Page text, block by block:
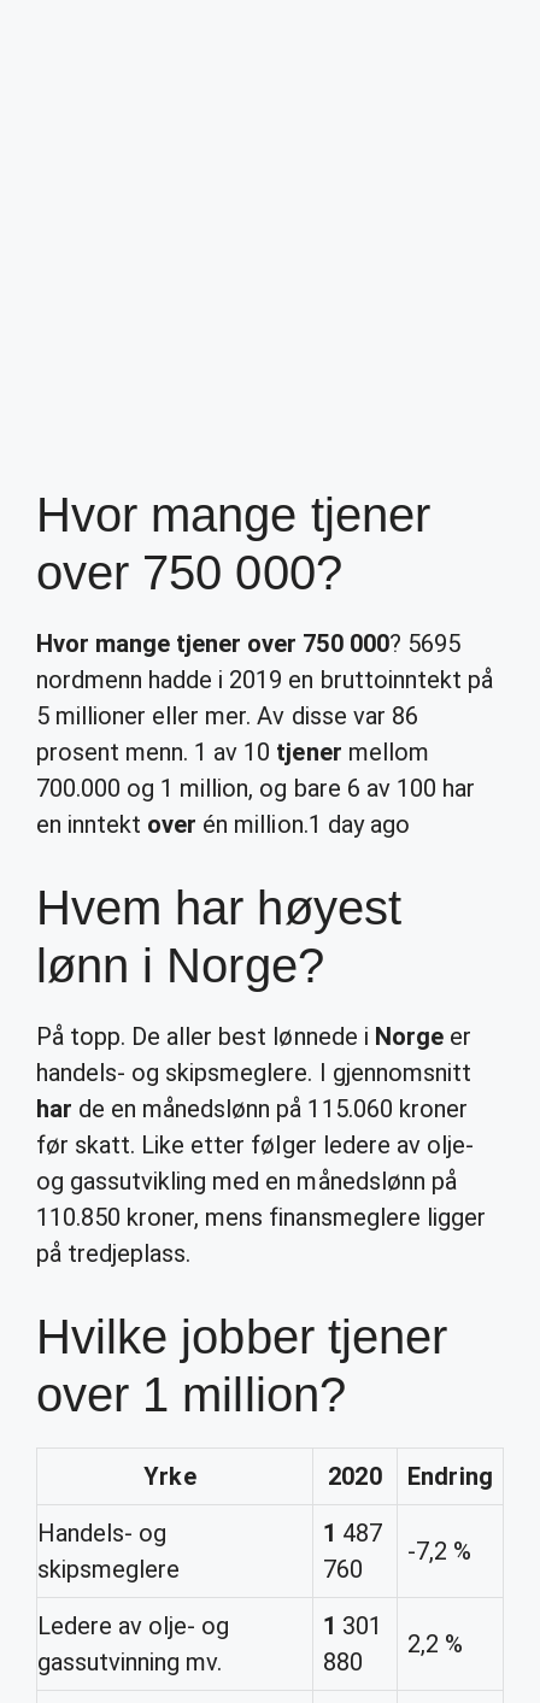
Hvor mange tjener
over 750 000?
Hvor mange tjener over 750 000? 5695
nordmenn hadde i 2019 en bruttoinntekt på
5 millioner eller mer. Av disse var 86
prosent menn. 1 av 10 tjener mellom
700.000 og 1 million, og bare 6 av 100 har
en inntekt over én million.1 day ago
Hvem har høyest
lønn i Norge?
På topp. De aller best lønnede i Norgeer
handels- og skipsmeglere. I gjennomsnitt
har de en månedslønn på 115.060 kroner
før skatt. Like etter følger ledere av olje-
og gassutvikling med en månedslønn på
110.850 kroner, mens finansmeglere ligger
på tredjeplass.
Hvilke jobber tjener
over 1 million?
Yrke 2020
Endring
Handels- og
skipsmeglere
1 487
760
-7,2 %
Ledere av olje- og
gassutvinning mv.
1 301
880
2,2 %